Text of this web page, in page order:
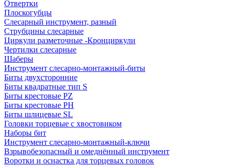
Отвертки
Плоскогубцы
Слесарный инструмент, разный
Струбцины слесарные
Циркули разметочные -Кронциркули
Чертилки слесарные
Шаберы
Инструмент слесарно-монтажный-биты
Биты двухсторонние
Биты квадратные тип S
Биты крестовые РZ
Биты крестовые РН
Биты шлицевые SL
Головки торцевые с хвостовиком
Наборы бит
Инструмент слесарно-монтажный-ключи
Взрывобезопасный и омеднённый инструмент
Воротки и оснаcтка для торцевых головок